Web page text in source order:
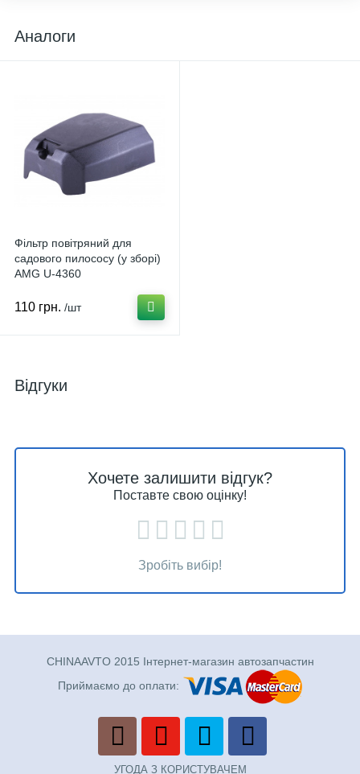
Аналоги
Фільтр повітряний для
садового пилососу (у зборі)
AMG U-4360
110 грн. /шт
Відгуки
Хочете залишити відгук?
Поставте свою оцінку!
Зробіть вибір!
CHINAAVTO 2015 Інтернет-магазин автозапчастин
Приймаємо до оплати:
УГОДА З КОРИСТУВАЧЕМ